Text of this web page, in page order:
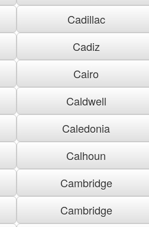
Cadillac
Cadiz
Cairo
Caldwell
Caledonia
Calhoun
Cambridge
Cambridge